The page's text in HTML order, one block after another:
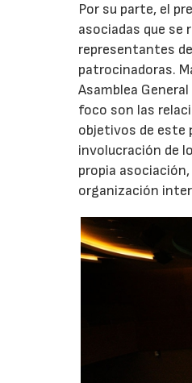
Por su parte, el
asociadas que se
representantes
patrocinadoras.
Asamblea
foco son las
objetivos de este
involucración de
propia
organización